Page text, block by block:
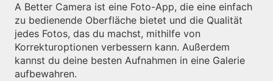
A Better Camera ist eine Foto-App, die eine einfach
zu bedienende Oberfläche bietet und die Qualität
jedes Fotos, das du machst, mithilfe von
Korrekturoptionen verbessern kann. Außerdem
kannst du deine besten Aufnahmen in eine Galerie
aufbewahren.